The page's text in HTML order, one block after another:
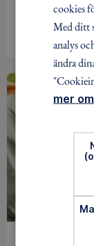
cookies
Med ditt
analys
ändra
mer